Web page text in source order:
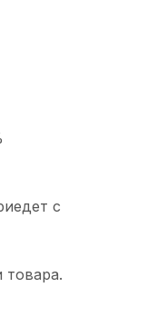
с
товара.